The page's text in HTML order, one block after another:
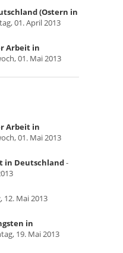
(Ostern in
01. April 2013
Arbeit in
01. Mai 2013
Arbeit in
01. Mai 2013
in Deutschland-
12. Mai 2013
in
19. Mai 2013